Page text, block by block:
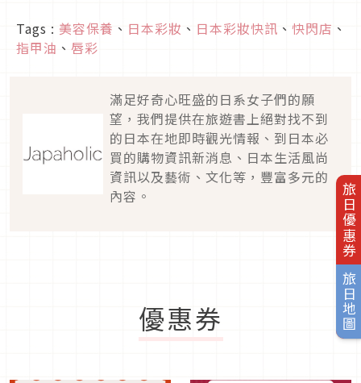
旅日優惠券
旅日地圖
Tags : 美容保養 、 日本彩妝 、 日本彩妝快訊 、 快閃店 、
指甲油 、 唇彩
滿足好奇心旺盛的日系女子們的願
望，我們提供在旅遊書上絕對找不到
的日本在地即時觀光情報、到日本必
買的購物資訊新消息、日本生活風尚
資訊以及藝術、文化等，豐富多元的
內容。
優惠券